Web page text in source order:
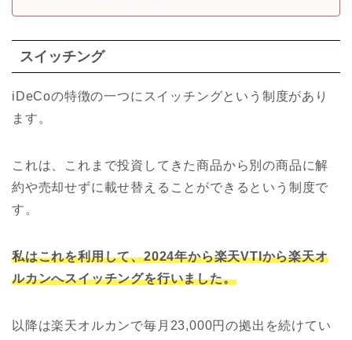
スイッチング
iDeCoの特徴の一つにスイッチングという制度があり
ます。
これは、これまで投資してきた商品から別の商品に解
約や売却せずに載せ替えることができるという制度で
す。
私はこれを利用して、2024年から楽天VTIから楽天オ
ルカンへスイッチングを行いました。
以降は楽天オルカンで毎月23,000円の拠出を続けてい